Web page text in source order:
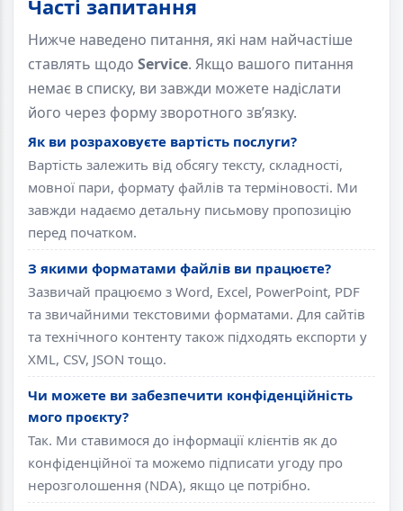
Часті запитання
Нижче наведено питання, які нам найчастіше
ставлять щодо Service. Якщо вашого питання
немає в списку, ви завжди можете надіслати
його через форму зворотного зв’язку.
Як ви розраховуєте вартість послуги?
Вартість залежить від обсягу тексту, складності,
мовної пари, формату файлів та терміновості. Ми
завжди надаємо детальну письмову пропозицію
перед початком.
З якими форматами файлів ви працюєте?
Зазвичай працюємо з Word, Excel, PowerPoint, PDF
та звичайними текстовими форматами. Для сайтів
та технічного контенту також підходять експорти у
XML, CSV, JSON тощо.
Чи можете ви забезпечити конфіденційність
мого проєкту?
Так. Ми ставимося до інформації клієнтів як до
конфіденційної та можемо підписати угоду про
нерозголошення (NDA), якщо це потрібно.